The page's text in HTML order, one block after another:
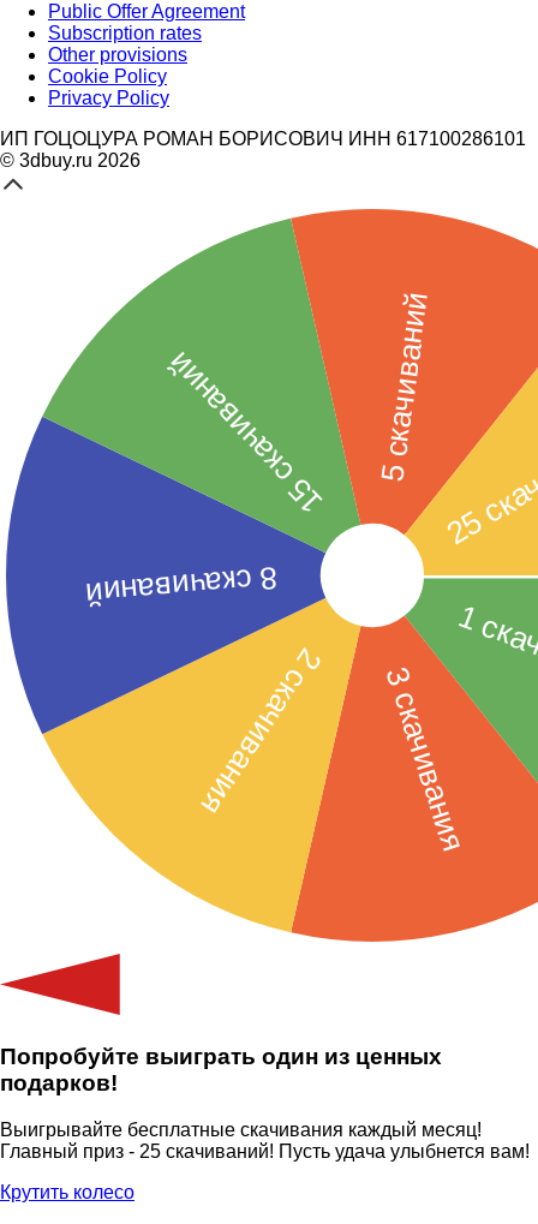
Public Offer Agreement
Subscription rates
Other provisions
Cookie Policy
Privacy Policy
ИП ГОЦОЦУРА РОМАН БОРИСОВИЧ ИНН 617100286101
© 3dbuy.ru 2026
Попробуйте выиграть один из ценных
подарков!
Выигрывайте бесплатные скачивания каждый месяц!
Главный приз - 25 скачиваний! Пусть удача улыбнется вам!
Крутить колесо